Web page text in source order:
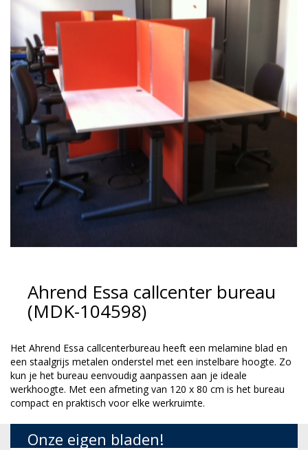
Ahrend Essa callcenter bureau
(MDK-104598)
Het Ahrend Essa callcenterbureau heeft een melamine blad en
een staalgrijs metalen onderstel met een instelbare hoogte. Zo
kun je het bureau eenvoudig aanpassen aan je ideale
werkhoogte. Met een afmeting van 120 x 80 cm is het bureau
compact en praktisch voor elke werkruimte.
Onze eigen bladen!